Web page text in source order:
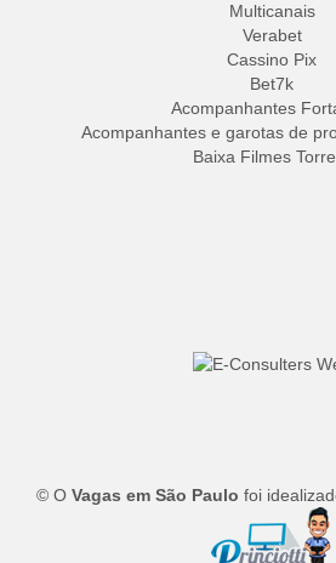
Multicanais
Verabet
Cassino Pix
Bet7k
Acompanhantes
Acompanhantes e garotas de
Baixa Filmes
© O Vagas em São Paulo foi